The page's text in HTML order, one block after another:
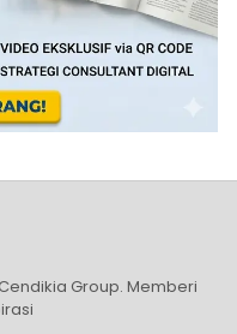
Group. Memberi